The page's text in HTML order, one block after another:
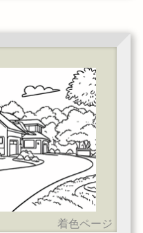
着色ページ